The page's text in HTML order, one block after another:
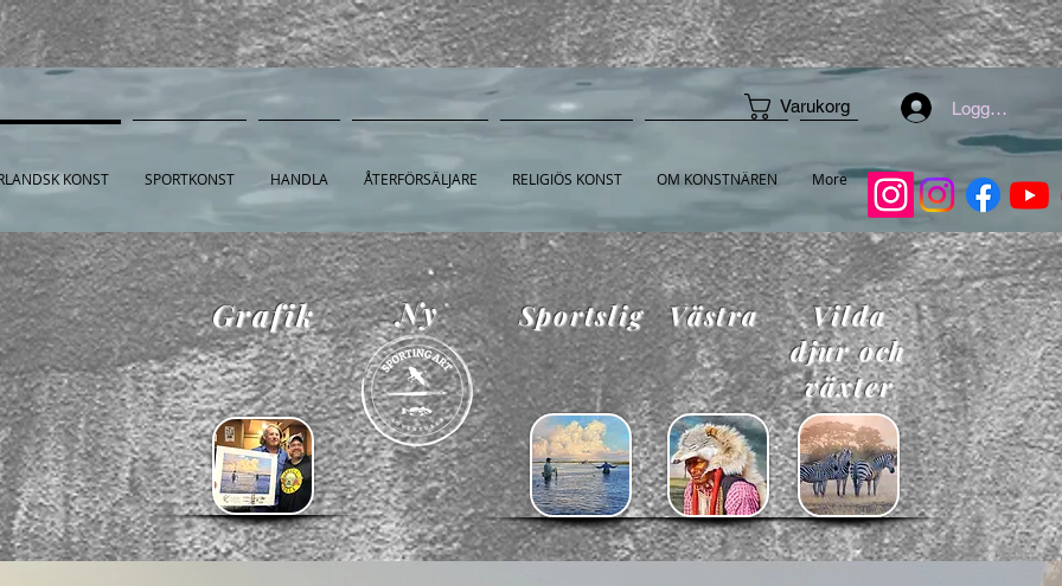
Varukorg
KONST SPORTKONST HANDLA ÅTERFÖRSÄLJARE RELIGIÖS KONST OM KONSTNÄREN More
Logga in
Grafik Ny Sportslig Västra
Vilda
djur och
växter